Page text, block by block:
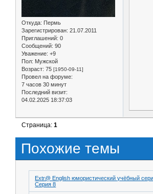
Откуда: Пермь
Зарегистрирован: 21.07.2011
Приглашений: 0
Сообщений: 90
Уважение: +9
Пол: Мужской
Возраст: 75 [1950-09-11]
Провел на форуме:
7 часов 30 минут
Последний визит:
04.02.2025 18:37:03
Страница:1
Похожие темы
Extr@ English юмористический учёбный
Серия 8